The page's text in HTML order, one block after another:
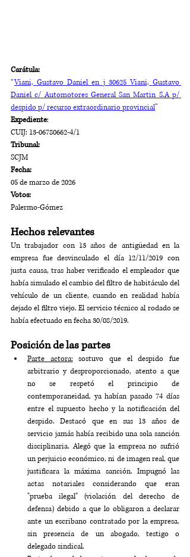
Carátula:
“Viani, Gustavo Daniel en j 30625 Viani, Gustavo
Daniel c/ Automotores General San Martin S.A p/
despido p/ recurso extraordinario provincial”
Expediente:
CUIJ: 13-06780662-4/1
Tribunal:
SCJM
Fecha:
05 de marzo de 2026
Votos:
Palermo-Gómez
Hechos relevantes
Un trabajador con 13 años de antigüedad en la
empresa fue desvinculado el día 12/11/2019 con
justa causa, tras haber verificado el empleador que
había simulado el cambio del filtro de habitáculo del
vehículo de un cliente, cuando en realidad había
dejado el filtro viejo. El servicio técnico al rodado se
había efectuado en fecha 30/08/2019.
Posición de las partes
Parte actora: sostuvo que el despido fue
arbitrario y desproporcionado, atento a que
no se respetó el principio de
contemporaneidad, ya habían pasado 74 días
entre el supuesto hecho y la notificación del
despido. Destacó que en sus 13 años de
servicio jamás había recibido una sola sanción
disciplinaria. Alegó que la empresa no sufrió
un perjuicio económico, ni de imagen real, que
justificara la máxima sanción. Impugnó las
actas notariales considerando que eran
"prueba ilegal" (violación del derecho de
defensa) debido a que lo obligaron a declarar
ante un escribano contratado por la empresa,
sin presencia de un abogado, testigo o
delegado sindical.